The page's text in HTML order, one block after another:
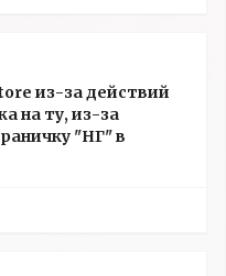
из-за действий
на ту, из-за
"НГ" в